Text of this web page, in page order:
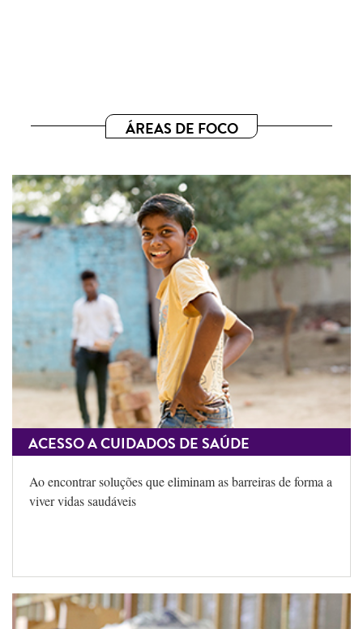
ÁREAS DE FOCO
ACESSO A CUIDADOS DE SAÚDE
Ao encontrar soluções que eliminam as barreiras de forma a
viver vidas saudáveis